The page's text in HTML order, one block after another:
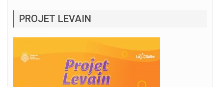
PROJET LEVAIN